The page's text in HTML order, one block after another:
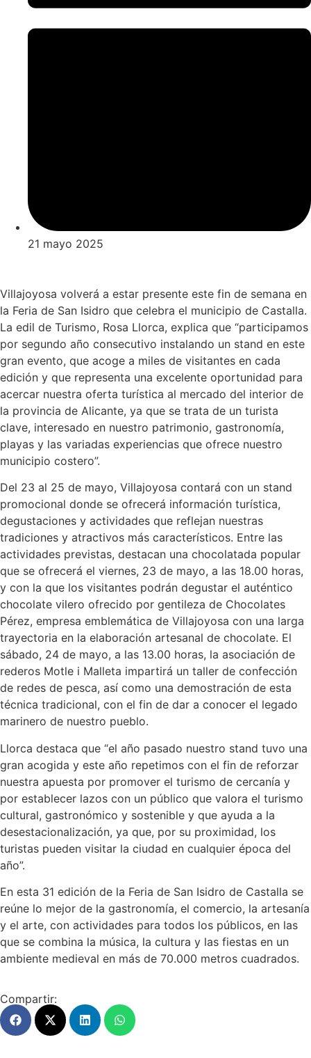
21 mayo 2025
Villajoyosa volverá a estar presente este fin de semana en
la Feria de San Isidro que celebra el municipio de Castalla.
La edil de Turismo, Rosa Llorca, explica que “participamos
por segundo año consecutivo instalando un stand en este
gran evento, que acoge a miles de visitantes en cada
edición y que representa una excelente oportunidad para
acercar nuestra oferta turística al mercado del interior de
la provincia de Alicante, ya que se trata de un turista
clave, interesado en nuestro patrimonio, gastronomía,
playas y las variadas experiencias que ofrece nuestro
municipio costero”.
Del 23 al 25 de mayo, Villajoyosa contará con un stand
promocional donde se ofrecerá información turística,
degustaciones y actividades que reflejan nuestras
tradiciones y atractivos más característicos. Entre las
actividades previstas, destacan una chocolatada popular
que se ofrecerá el viernes, 23 de mayo, a las 18.00 horas,
y con la que los visitantes podrán degustar el auténtico
chocolate vilero ofrecido por gentileza de Chocolates
Pérez, empresa emblemática de Villajoyosa con una larga
trayectoria en la elaboración artesanal de chocolate. El
sábado, 24 de mayo, a las 13.00 horas, la asociación de
rederos Motle i Malleta impartirá un taller de confección
de redes de pesca, así como una demostración de esta
técnica tradicional, con el fin de dar a conocer el legado
marinero de nuestro pueblo.
Llorca destaca que “el año pasado nuestro stand tuvo una
gran acogida y este año repetimos con el fin de reforzar
nuestra apuesta por promover el turismo de cercanía y
por establecer lazos con un público que valora el turismo
cultural, gastronómico y sostenible y que ayuda a la
desestacionalización, ya que, por su proximidad, los
turistas pueden visitar la ciudad en cualquier época del
año”.
En esta 31 edición de la Feria de San Isidro de Castalla se
reúne lo mejor de la gastronomía, el comercio, la artesanía
y el arte, con actividades para todos los públicos, en las
que se combina la música, la cultura y las fiestas en un
ambiente medieval en más de 70.000 metros cuadrados.
Compartir: